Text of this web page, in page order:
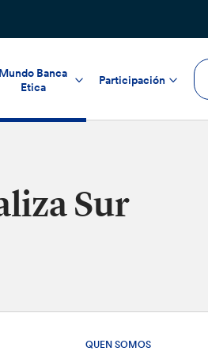
Mundo Banca
Etica
Participación
Sur
QUEN SOMOS